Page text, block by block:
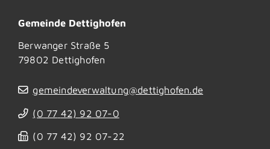
Gemeinde Dettighofen
Berwanger Straße 5
79802 Dettighofen
gemeindeverwaltung@dettighofen.de
(0 77 42) 92 07-0
(0 77 42) 92 07-22